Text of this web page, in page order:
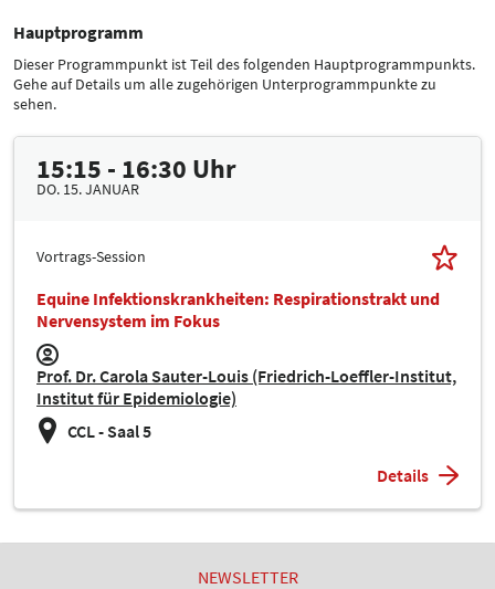
Hauptprogramm
Dieser Programmpunkt ist Teil des folgenden Hauptprogrammpunkts.
Gehe auf Details um alle zugehörigen Unterprogrammpunkte zu
sehen.
15:15 - 16:30 Uhr
DO. 15. JANUAR
Vortrags-Session
Equine Infektionskrankheiten: Respirationstrakt und
Nervensystem im Fokus
Prof. Dr. Carola Sauter-Louis (Friedrich-Loeffler-Institut,
Institut für Epidemiologie)
CCL - Saal 5
Details
NEWSLETTER